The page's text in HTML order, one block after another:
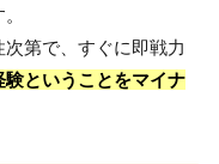
第で、すぐに即戦力
験ということをマイナ